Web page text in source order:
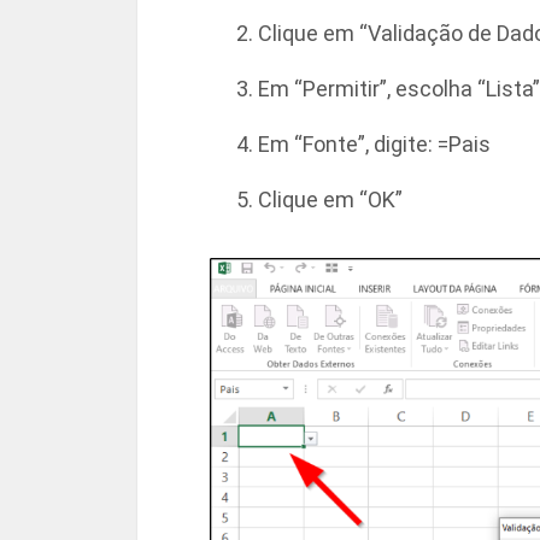
Clique em “Validação de
Em “Permitir”, escolha “Lista”
Em “Fonte”, digite: =Pais
Clique em “OK”